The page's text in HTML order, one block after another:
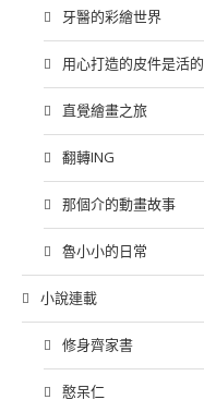
牙醫的彩繪世界
用心打造的皮件是活的
直覺繪畫之旅
翻轉ING
那個介的動畫故事
魯小小的日常
小說連載
修身齊家書
憨呆仁